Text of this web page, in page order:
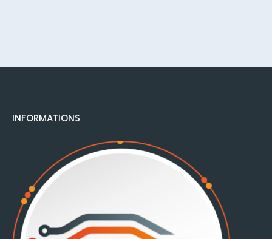
INFORMATIONS